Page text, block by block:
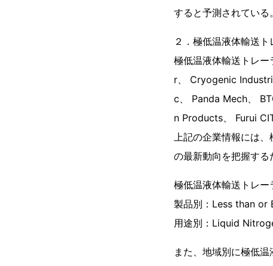
すると予測されている。
２．極低温液体輸送
極低温液体輸送トレ
r、 Cryogenic
c、 Panda Mech、
n Products、 Furui
上記の企業情報には
の最新動向を把握する
極低温液体輸送トレー
製品別：Less than
用途別：Liquid
また、地域別に極低